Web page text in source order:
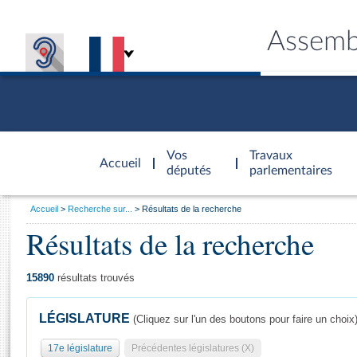
Accueil
d'accueil
Vos
députés
Travaux
parlementaires
Général
Vous
Accueil Recherche sur... Résultats de la recherche
Résultats de la recherche
15890 résultats trouvés
LÉGISLATURE (Cliquez sur l'un des boutons pour faire un choix)
17e législature Précédentes législatures (X)